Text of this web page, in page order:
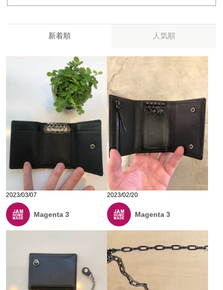
新着順 人気順
2023/03/07
Magenta 3
2023/02/20
Magenta 3